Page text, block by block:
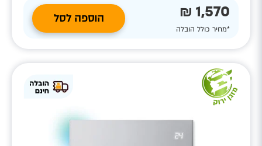
1,570 ₪
*מחיר כולל הובלה
הוספה לסל